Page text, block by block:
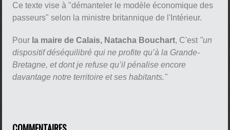
Ce texte vise à "démanteler le modèle économique des
passeurs" selon la ministre britannique de l'Intérieur.
Pour la maire de Calais, Natacha Bouchart, C'est "un
dispositif déséquilibré qui ne profite qu’à la Grande-
Bretagne, et dont je refuse qu’il pénalise encore
davantage notre territoire et ses habitants."